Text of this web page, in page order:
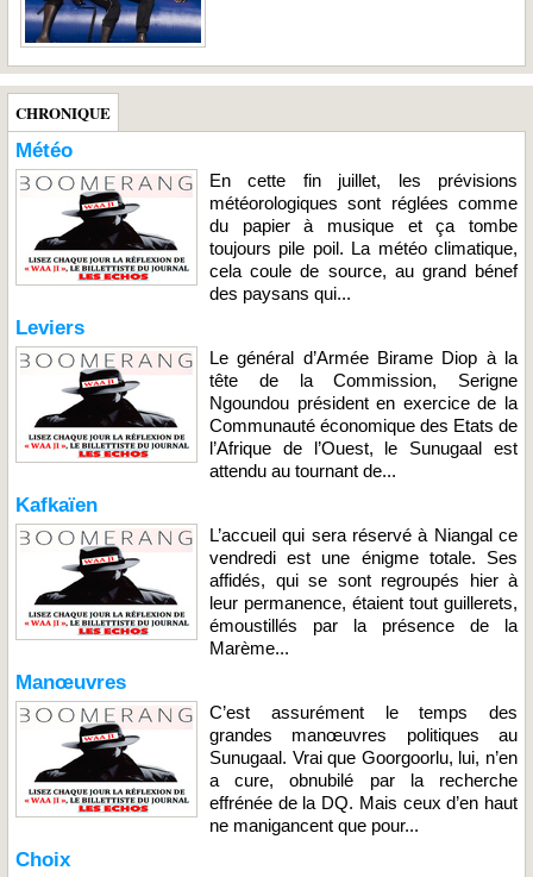
CHRONIQUE
Météo
En cette fin juillet, les prévisions
météorologiques sont réglées comme
du papier à musique et ça tombe
toujours pile poil. La météo climatique,
cela coule de source, au grand bénef
des paysans qui...
Leviers
Le général d’Armée Birame Diop à la
tête de la Commission, Serigne
Ngoundou président en exercice de la
Communauté économique des Etats de
l’Afrique de l’Ouest, le Sunugaal est
attendu au tournant de...
Kafkaïen
L’accueil qui sera réservé à Niangal ce
vendredi est une énigme totale. Ses
affidés, qui se sont regroupés hier à
leur permanence, étaient tout guillerets,
émoustillés par la présence de la
Marème...
Manœuvres
C’est assurément le temps des
grandes manœuvres politiques au
Sunugaal. Vrai que Goorgoorlu, lui, n’en
a cure, obnubilé par la recherche
effrénée de la DQ. Mais ceux d’en haut
ne manigancent que pour...
Choix